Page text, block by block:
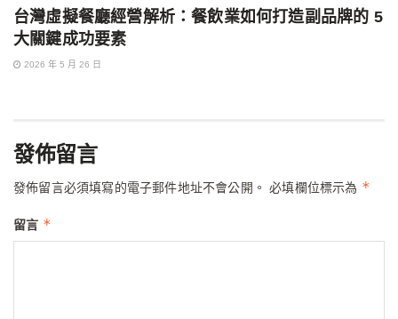
台灣虛擬餐廳經營解析：餐飲業如何打造副品牌的 5
大關鍵成功要素
2026 年 5 月 26 日
發佈留言
發佈留言必須填寫的電子郵件地址不會公開。 必填欄位標示為 *
留言 *